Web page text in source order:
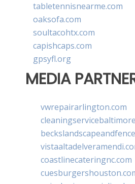
tabletennisnearme.com
oaksofa.com
soultacohtx.com
capishcaps.com
gpsyfl.org
MEDIA
vwrepairarlington.com
coastlinecateringnc.com